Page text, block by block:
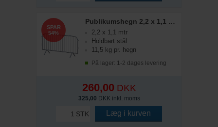
Publikumshegn 2,2 x 1,1 mtr
2,2 x 1,1 mtr
Holdbart stål
11,5 kg pr. hegn
På lager: 1-2 dages levering
260,00 DKK
325,00 DKK inkl. moms
STK Læg i kurven
SPAR
54%